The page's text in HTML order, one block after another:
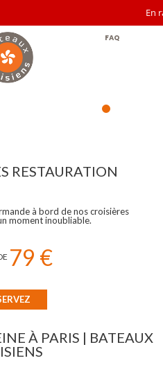
En
FAQ
RESTAURATION
à bord de nos croisières
moment inoubliable.
79 €
À PARIS | BATEAUX